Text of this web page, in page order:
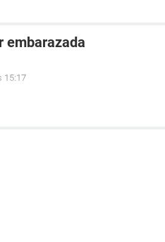
embarazada
15:17